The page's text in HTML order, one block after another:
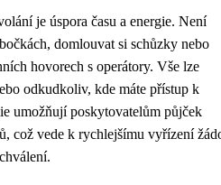
je úspora času a energie. Není
domlouvat si schůzky nebo
hovorech s operátory. Vše lze
odkudkoliv, kde máte přístup k
umožňují poskytovatelům půjček
což vede k rychlejšímu vyřízení